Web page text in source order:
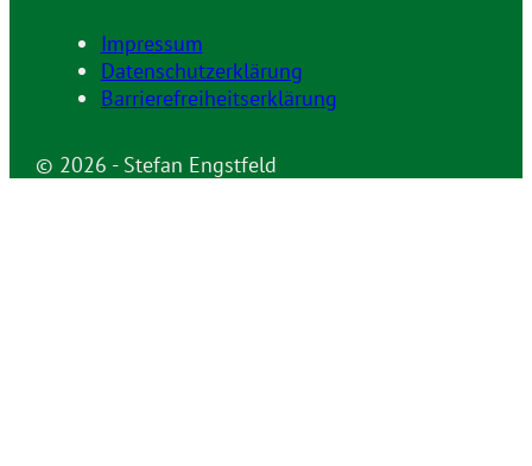
© 2026 - Stefan Engstfeld
Impressum
Datenschutzerklärung
Barrierefreiheitserklärung